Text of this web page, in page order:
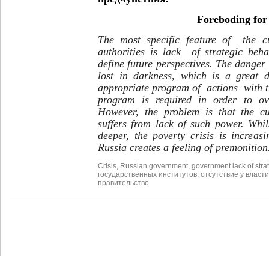
Foreboding for
The most specific feature of the
authorities is lack of strategic
define future perspectives. The
lost in darkness, which is a great
appropriate program of actions with
program is required in order to
However, the problem is that the
suffers from lack of such power.
deeper, the poverty crisis is
Russia creates a feeling of
Crisis Russian government government lack of
государственных институтов отсутствие у
правительство